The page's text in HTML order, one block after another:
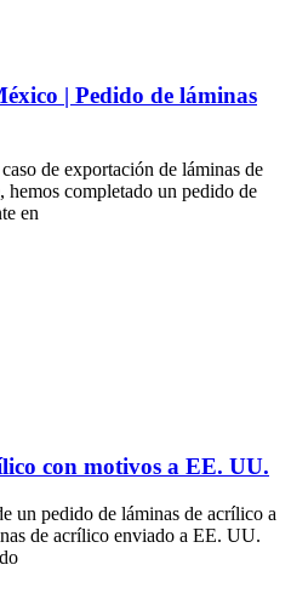
| Pedido de láminas
de exportación de láminas de
completado un pedido de
en
con motivos a EE. UU.
un pedido de láminas de acrílico a
de acrílico enviado a EE. UU.